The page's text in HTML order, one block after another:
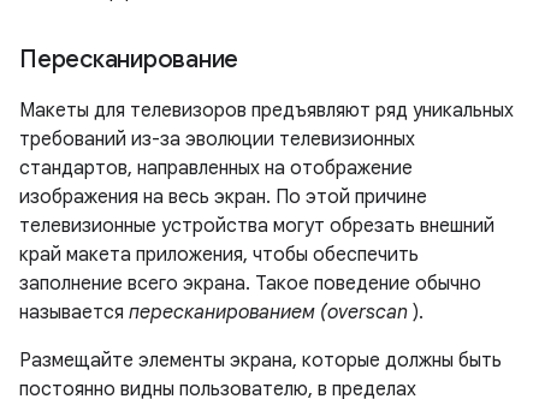
Пересканирование
Макеты для телевизоров предъявляют ряд уникальных
требований из-за эволюции телевизионных
стандартов, направленных на отображение
изображения на весь экран. По этой причине
телевизионные устройства могут обрезать внешний
край макета приложения, чтобы обеспечить
заполнение всего экрана. Такое поведение обычно
называется пересканированием (overscan ).
Размещайте элементы экрана, которые должны быть
постоянно видны пользователю, в пределах